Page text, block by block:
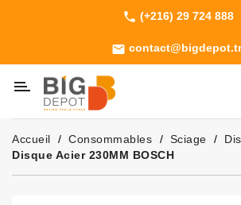
phone (+216) 29 724 888
email
Machines
Outillage
Jardinage
Consommables
Accueil Consommables Sciage
Disque Acier 230MM BOSCH